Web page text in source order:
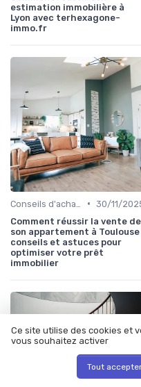
estimation immobilière à
Lyon avec terhexagone-
immo.fr
• 30/11/
Comment réussir la vente de
son appartement à Toulouse
conseils et astuces pour
optimiser votre prêt
immobilier
Ce site utilise des cookies et
vous souhaitez activer
Tout